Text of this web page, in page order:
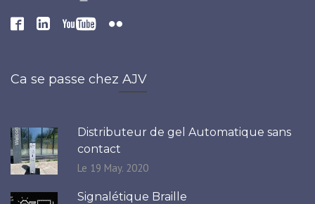
Ca se passe chez AJV
Distributeur de gel Automatique sans
contact
Le 19 May. 2020
Signalétique Braille